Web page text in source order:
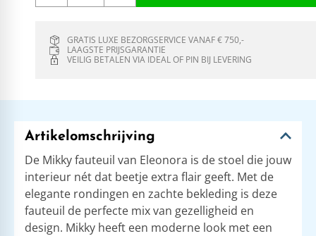
GRATIS LUXE BEZORGSERVICE VANAF € 750,-
LAAGSTE PRIJSGARANTIE
VEILIG BETALEN VIA IDEAL OF PIN BIJ LEVERING
Artikelomschrijving
De Mikky fauteuil van Eleonora is de stoel die jouw
interieur nét dat beetje extra flair geeft. Met de
elegante rondingen en zachte bekleding is deze
fauteuil de perfecte mix van gezelligheid en
design. Mikky heeft een moderne look met een